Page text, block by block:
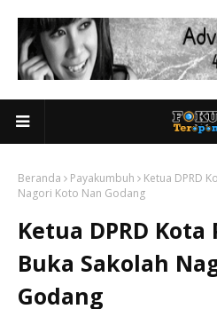
Beranda Payakumbuh
Ketua DPRD
Nagori Koto Nan Godang
Ketua DPRD
Buka Sakolah
Godang